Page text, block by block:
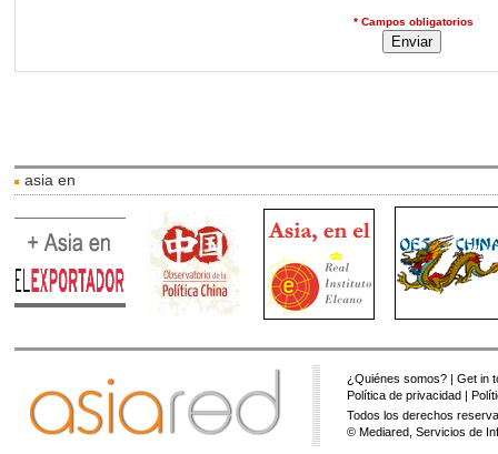
* Campos obligatorios
asia en
¿Quiénes somos? |Get in
Política de privacidad |
Todos los derechos
© Mediared, Servicios de